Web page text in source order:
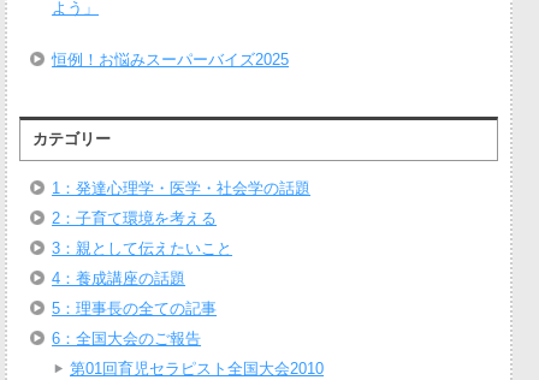
よう」
恒例！お悩みスーパーバイズ2025
カテゴリー
1：発達心理学・医学・社会学の話題
2：子育て環境を考える
3：親として伝えたいこと
4：養成講座の話題
5：理事長の全ての記事
6：全国大会のご報告
第01回育児セラピスト全国大会2010